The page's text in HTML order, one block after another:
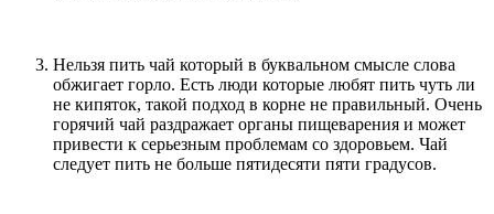
Нельзя пить чай который в буквальном смысле слова
обжигает горло. Есть люди которые любят пить чуть ли
не кипяток, такой подход в корне не правильный. Очень
горячий чай раздражает органы пищеварения и может
привести к серьезным проблемам со здоровьем. Чай
следует пить не больше пятидесяти пяти градусов.